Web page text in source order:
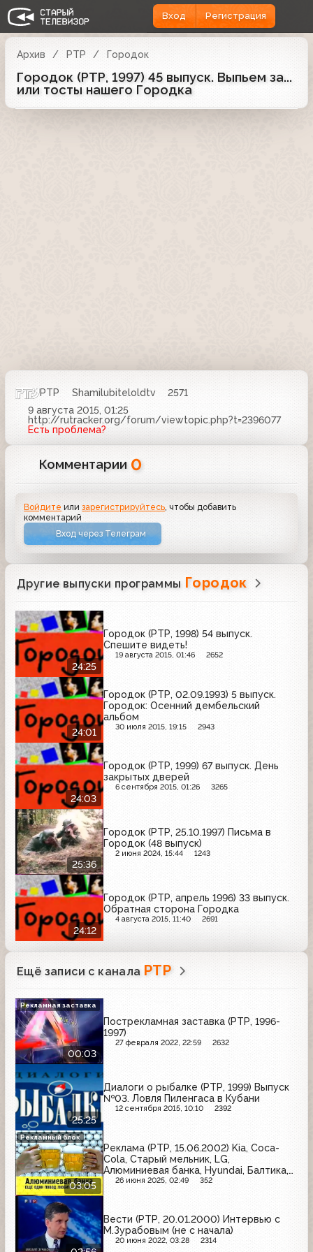
Вход Регистрация
Архив РТР Городок
Городок (РТР, 1997) 45 выпуск. Выпьем за...
или тосты нашего Городка
РТР Shamilubiteloldtv
2571
9 августа 2015, 01:25
http://rutracker.org/forum/viewtopic.php?t=2396077
Есть проблема?
Комментарии 0
Войдите илизарегистрируйтесь , чтобы добавить
комментарий
Вход через Телеграм
Другие выпуски программы Городок
24:25
Городок (РТР, 1998) 54 выпуск.
Спешите видеть!
19 августа 2015, 01:46 2652
24:01
Городок (РТР, 02.09.1993) 5 выпуск.
Городок: Осенний дембельский
альбом
30 июля 2015, 19:15 2943
24:03
Городок (РТР, 1999) 67 выпуск. День
закрытых дверей
6 сентября 2015, 01:26 3265
25:36
Городок (РТР, 25.10.1997) Письма в
Городок (48 выпуск)
2 июня 2024, 15:44 1243
24:12
Городок (РТР, апрель 1996) 33 выпуск.
Обратная сторона Городка
4 августа 2015, 11:40 2691
Ещё записи с канала РТР
00:03
Пострекламная заставка (РТР, 1996-
1997)
27 февраля 2022, 22:59 2632
Рекламная заставка
25:25
Диалоги о рыбалке (РТР, 1999) Выпуск
№03. Ловля Пиленгаса в Кубани
12 сентября 2015, 10:10 2392
03:05
Реклама (РТР, 15.06.2002) Kia, Coca-
Cola, Старый мельник, LG,
Алюминиевая банка, Hyundai, Балтика,
MasterCard
26 июня 2025, 02:49 352
Рекламный блок
Вести (РТР, 20.01.2000) Интервью с
М.Зурабовым (не с начала)
20 июня 2022, 03:28 2314